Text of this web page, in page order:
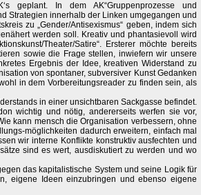
geplant. In dem AK“Gruppenprozesse und
Strategien innerhalb der Linken umgegangen und
zu „Gender/Antisexismus“ geben, indem sich
werden soll. Kreativ und phantasievoll wird
Theater/Satire“. Ersterer möchte bereits
sowie die Frage stellen, inwiefern wir unsere
Ergebnis der Idee, kreativen Widerstand zu
von spontaner, subversiver Kunst Gedanken
in dem Vorbereitungsreader zu finden sein, als
in einer unsichtbaren Sackgasse befindet.
wichtig und nötig, andererseits werfen sie vor,
kann mensch die Organisation verbessern, ohne
möglichkeiten dadurch erweitern, einfach mal
wir interne Konflikte konstruktiv ausfechten und
sind es wert, ausdiskutiert zu werden und wo
das kapitalistische System und seine Logik für
eigene Ideen einzubringen und ebenso eigene